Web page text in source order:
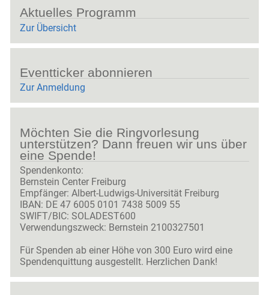
Aktuelles Programm
Zur Übersicht
Eventticker abonnieren
Zur Anmeldung
Möchten Sie die Ringvorlesung
unterstützen? Dann freuen wir uns über
eine Spende!
Spendenkonto:
Bernstein Center Freiburg
Empfänger: Albert-Ludwigs-Universität Freiburg
IBAN: DE 47 6005 0101 7438 5009 55
SWIFT/BIC: SOLADEST600
Verwendungszweck: Bernstein 2100327501
Für Spenden ab einer Höhe von 300 Euro wird eine
Spendenquittung ausgestellt. Herzlichen Dank!